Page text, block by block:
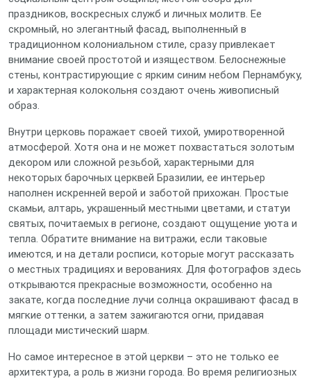
праздников, воскресных служб и личных молитв. Ее
скромный, но элегантный фасад, выполненный в
традиционном колониальном стиле, сразу привлекает
внимание своей простотой и изяществом. Белоснежные
стены, контрастирующие с ярким синим небом Пернамбуку,
и характерная колокольня создают очень живописный
образ.
Внутри церковь поражает своей тихой, умиротворенной
атмосферой. Хотя она и не может похвастаться золотым
декором или сложной резьбой, характерными для
некоторых барочных церквей Бразилии, ее интерьер
наполнен искренней верой и заботой прихожан. Простые
скамьи, алтарь, украшенный местными цветами, и статуи
святых, почитаемых в регионе, создают ощущение уюта и
тепла. Обратите внимание на витражи, если таковые
имеются, и на детали росписи, которые могут рассказать
о местных традициях и верованиях. Для фотографов здесь
открываются прекрасные возможности, особенно на
закате, когда последние лучи солнца окрашивают фасад в
мягкие оттенки, а затем зажигаются огни, придавая
площади мистический шарм.
Но самое интересное в этой церкви – это не только ее
архитектура, а роль в жизни города. Во время религиозных